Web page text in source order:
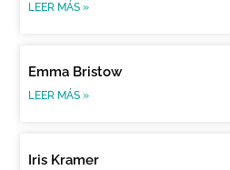
LEER MÁS »
Emma Bristow
LEER MÁS »
Iris Kramer